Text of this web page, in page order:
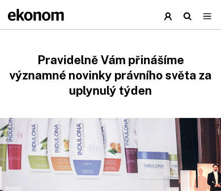
Pravidelně Vám přinášíme
významné novinky právního světa za
uplynulý týden